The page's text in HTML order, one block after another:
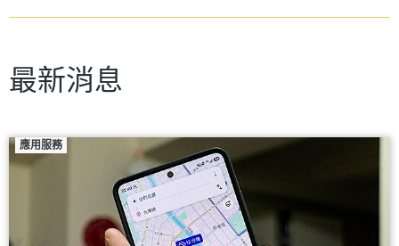
最新消息
應用服務